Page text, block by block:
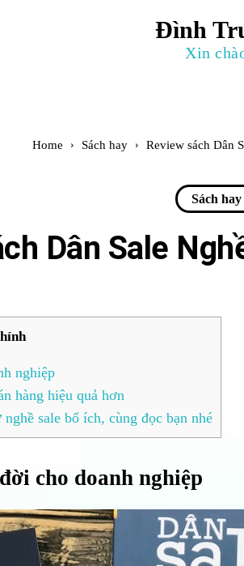
Đình
Xin
Home Sách hay Review sách Dân
Sách hay
Dân Sale
nghiệp
hàng hiệu quả hơn
sale bổ ích, cùng đọc bạn nhé
cho doanh nghiệp